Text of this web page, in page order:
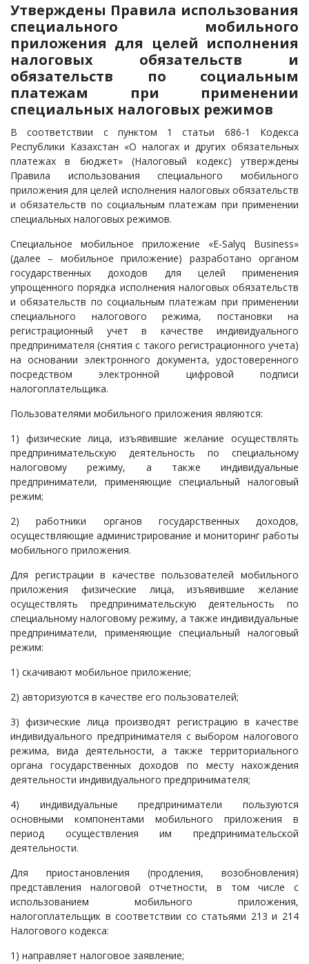
Утверждены Правила использования
специального мобильного
приложения для целей исполнения
налоговых обязательств и
обязательств по социальным
платежам при применении
специальных налоговых режимов
В соответствии с пунктом 1 статьи 686-1 Кодекса
Республики Казахстан «О налогах и других обязательных
платежах в бюджет» (Налоговый кодекс) утверждены
Правила использования специального мобильного
приложения для целей исполнения налоговых обязательств
и обязательств по социальным платежам при применении
специальных налоговых режимов.
Специальное мобильное приложение «E-Salyq Business»
(далее – мобильное приложение) разработано органом
государственных доходов для целей применения
упрощенного порядка исполнения налоговых обязательств
и обязательств по социальным платежам при применении
специального налогового режима, постановки на
регистрационный учет в качестве индивидуального
предпринимателя (снятия с такого регистрационного учета)
на основании электронного документа, удостоверенного
посредством электронной цифровой подписи
налогоплательщика.
Пользователями мобильного приложения являются:
1) физические лица, изъявившие желание осуществлять
предпринимательскую деятельность по специальному
налоговому режиму, а также индивидуальные
предприниматели, применяющие специальный налоговый
режим;
2) работники органов государственных доходов,
осуществляющие администрирование и мониторинг работы
мобильного приложения.
Для регистрации в качестве пользователей мобильного
приложения физические лица, изъявившие желание
осуществлять предпринимательскую деятельность по
специальному налоговому режиму, а также индивидуальные
предприниматели, применяющие специальный налоговый
режим:
1) скачивают мобильное приложение;
2) авторизуются в качестве его пользователей;
3) физические лица производят регистрацию в качестве
индивидуального предпринимателя с выбором налогового
режима, вида деятельности, а также территориального
органа государственных доходов по месту нахождения
деятельности индивидуального предпринимателя;
4) индивидуальные предприниматели пользуются
основными компонентами мобильного приложения в
период осуществления им предпринимательской
деятельности.
Для приостановления (продления, возобновления)
представления налоговой отчетности, в том числе с
использованием мобильного приложения,
налогоплательщик в соответствии со статьями 213 и 214
Налогового кодекса:
1) направляет налоговое заявление;